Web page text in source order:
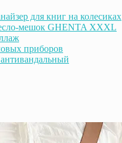
для книг на колесиках
мешок GHENTA XXXL
приборов